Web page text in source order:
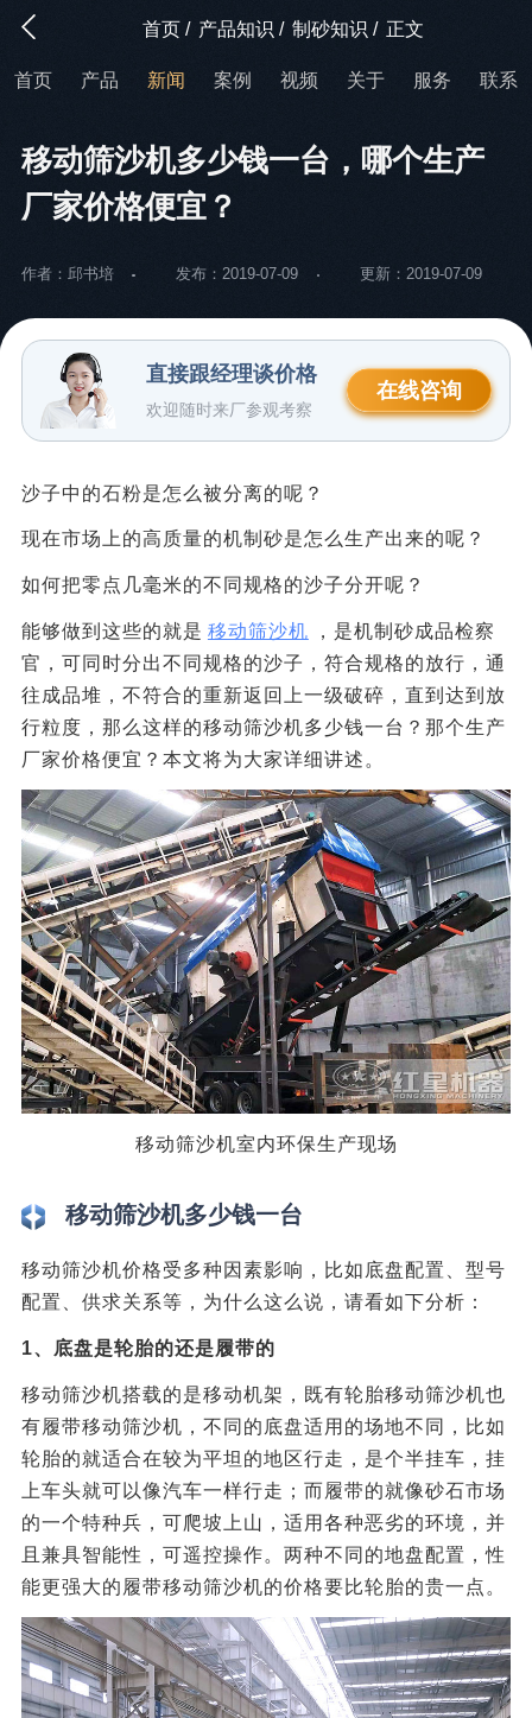
首页 / 产品知识 / 制砂知识 / 正文
首页 产品 新闻 案例 视频 关于 服务 联系
移动筛沙机多少钱一台，哪个生产
厂家价格便宜？
作者：邱书培 发布：2019-07-09 更新：2019-07-09
直接跟经理谈价格
欢迎随时来厂参观考察
在线咨询
沙子中的石粉是怎么被分离的呢？
现在市场上的高质量的机制砂是怎么生产出来的呢？
如何把零点几毫米的不同规格的沙子分开呢？
能够做到这些的就是 移动筛沙机
，是机制砂成品检察
官，可同时分出不同规格的沙子，符合规格的放行，通
往成品堆，不符合的重新返回上一级破碎，直到达到放
行粒度，那么这样的移动筛沙机多少钱一台？那个生产
厂家价格便宜？本文将为大家详细讲述。
移动筛沙机室内环保生产现场
移动筛沙机多少钱一台
移动筛沙机价格受多种因素影响，比如底盘配置、型号
配置、供求关系等，为什么这么说，请看如下分析：
1、底盘是轮胎的还是履带的
移动筛沙机搭载的是移动机架，既有轮胎移动筛沙机也
有履带移动筛沙机，不同的底盘适用的场地不同，比如
轮胎的就适合在较为平坦的地区行走，是个半挂车，挂
上车头就可以像汽车一样行走；而履带的就像砂石市场
的一个特种兵，可爬坡上山，适用各种恶劣的环境，并
且兼具智能性，可遥控操作。两种不同的地盘配置，性
能更强大的履带移动筛沙机的价格要比轮胎的贵一点。